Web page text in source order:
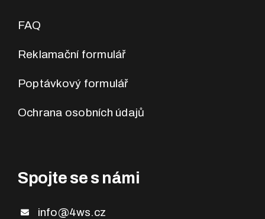
FAQ
Reklamační formulář
Poptávkový formulář
Ochrana osobních údajů
Spojte se s námi
info@4ws.cz